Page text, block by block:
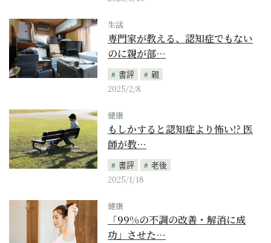
生活
専門家が教える、認知症でもない
のに親が部…
書評
親
2025/2/8
健康
もしかすると認知症より怖い!? 医
師が教…
書評
老後
2025/1/18
健康
「99%の不調の改善・解消に成
功」させた…